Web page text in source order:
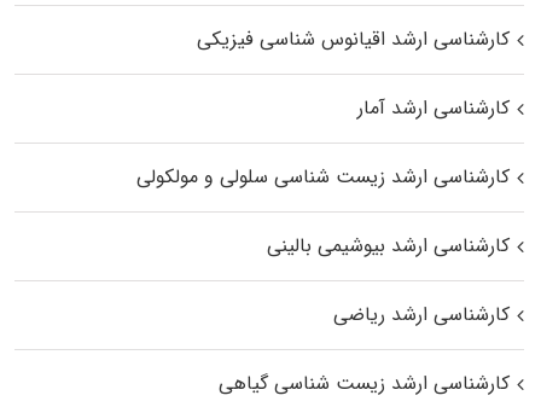
کارشناسی ارشد اقیانوس‌ شناسی فیزیکی
کارشناسی ارشد آمار
کارشناسی ارشد زیست شناسی سلولی و مولکولی
کارشناسی ارشد بیوشیمی بالینی
کارشناسی ارشد ریاضی
کارشناسی ارشد زیست‌ شناسی گیاهی